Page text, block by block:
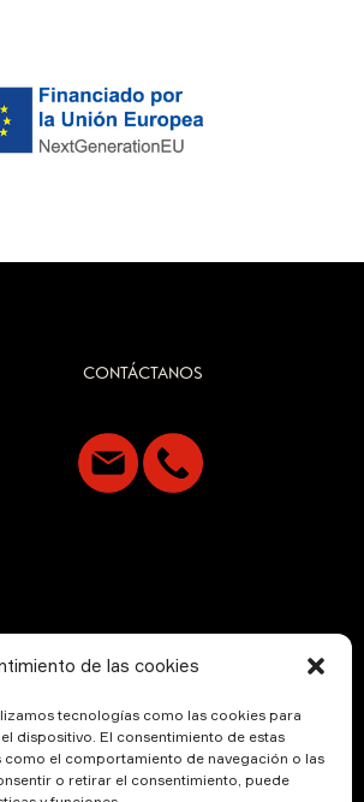
de las cookies
tecnologías como las cookies para
dispositivo. El consentimiento de estas
el comportamiento de navegación o las
o retirar el consentimiento, puede
CONTÁCTANOS